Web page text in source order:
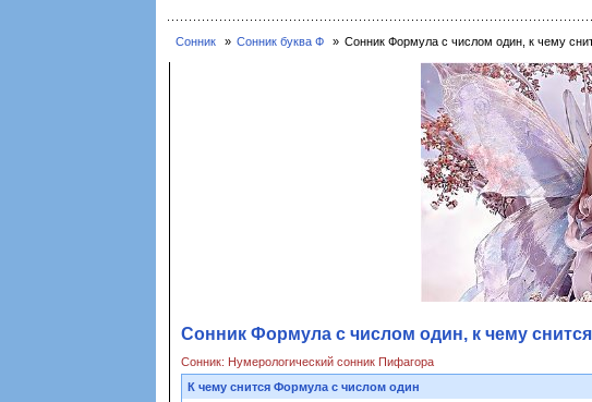
Сонник Сонник буква Ф Сонник Формула с числом один, к чему
Сонник Формула с числом один, к чему
Сонник: Нумерологический сонник Пифагора
К чему снится Формула с числом один